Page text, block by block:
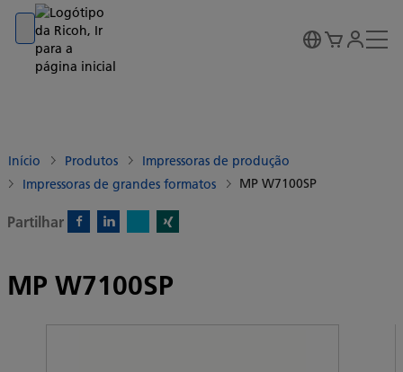
Go to banner
Go to content
Go to footer
Início Produtos
Impressoras de produção
Impressoras de grandes formatos
MP W7100SP
Partilhar
MP W7100SP